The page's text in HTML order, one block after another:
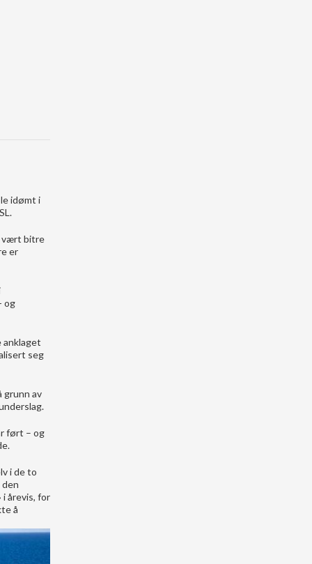
idømt i
vært bitre
er
og
anklaget
seg
grunn av
ført – og
i de to
årevis, for
å